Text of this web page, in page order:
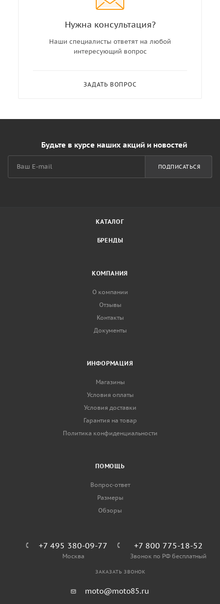
Нужна консультация?
Наши специалисты ответят на любой
интересующий вопрос
ЗАДАТЬ ВОПРОС
Будьте в курсе наших акций и новостей
ПОДПИСАТЬСЯ
КАТАЛОГ
БРЕНДЫ
КОМПАНИЯ
О компании
Отзывы
Контакты
Документы
ИНФОРМАЦИЯ
Магазины
Условия оплаты
Условия доставки
Гарантия на товар
Политика конфиденциальности
ПОМОЩЬ
Вопрос-ответ
Размеры
Обзоры
+7 495 380-09-77
Москва
+7 800 775-18-52
Звонок по РФ бесплатный
ЗАКАЗАТЬ ЗВОНОК
moto@moto85.ru